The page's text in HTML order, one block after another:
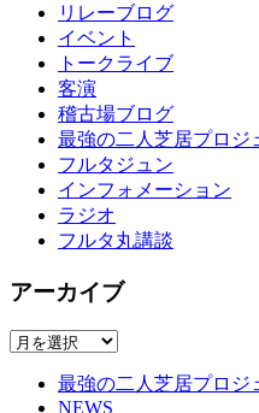
リレーブログ
イベント
トークライブ
客演
稽古場ブログ
最強の二人芝居プロジ
フルタジュン
インフォメーション
ラジオ
フルタ丸講談
アーカイブ
ア
最強の二人芝居プロジ
NEWS